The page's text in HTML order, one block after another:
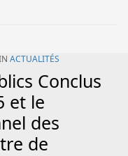
ACTUALITÉS
Conclus
et le
des
de